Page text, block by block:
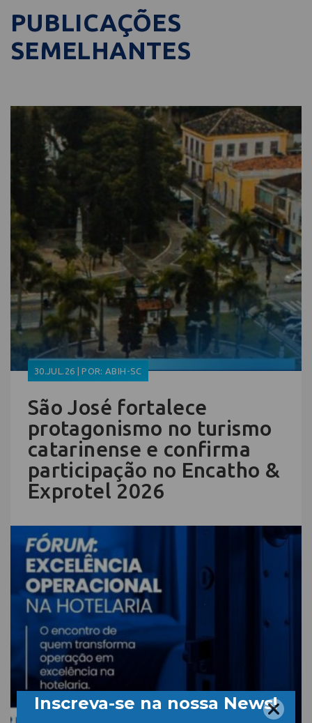
PUBLICAÇÕES
SEMELHANTES
30.JUL.26 | POR: ABIH-SC
São José fortalece
protagonismo no turismo
catarinense e confirma
participação no Encatho &
Exprotel 2026